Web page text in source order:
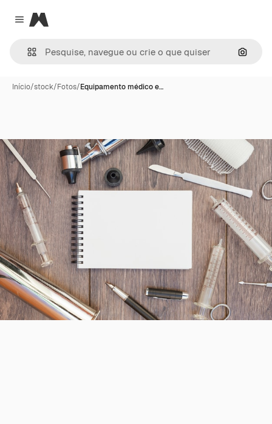
Close menu
Magnific
Início/stock/Fotos/Equipamento médico e…